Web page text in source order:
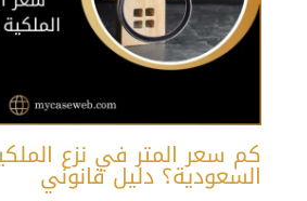
كم سعر المتر في نزع
السعودية؟ دليل قانوني